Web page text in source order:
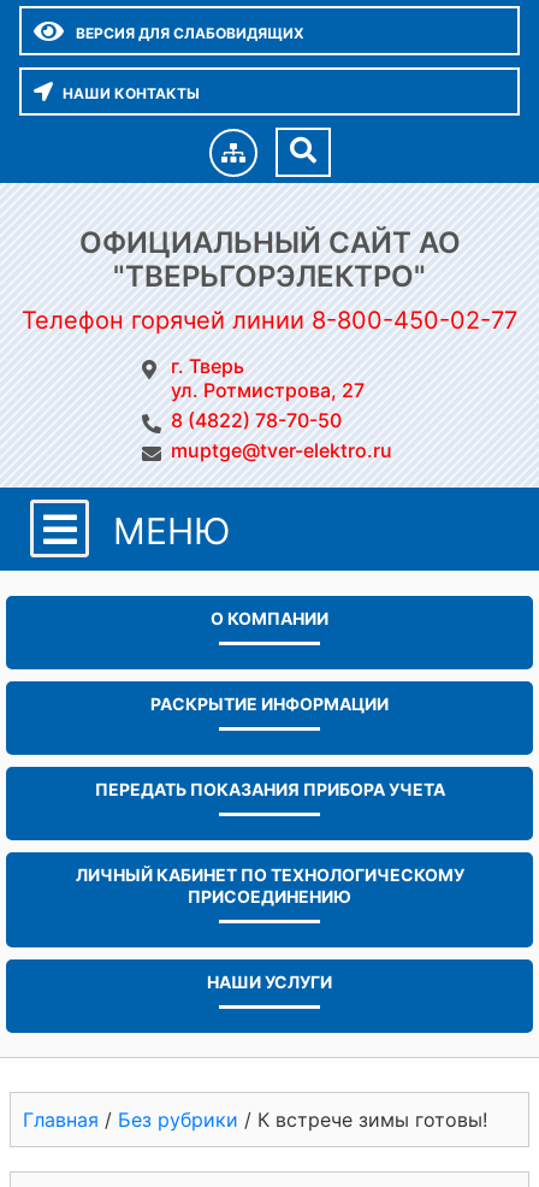
ВЕРСИЯ ДЛЯ СЛАБОВИДЯЩИХ
НАШИ КОНТАКТЫ
ОФИЦИАЛЬНЫЙ САЙТ АО
"ТВЕРЬГОРЭЛЕКТРО"
Телефон горячей линии 8-800-450-02-77
г. Тверь
ул. Ротмистрова, 27
8 (4822) 78-70-50
muptge@tver-elektro.ru
МЕНЮ
О КОМПАНИИ
РАСКРЫТИЕ ИНФОРМАЦИИ
ПЕРЕДАТЬ ПОКАЗАНИЯ ПРИБОРА УЧЕТА
ЛИЧНЫЙ КАБИНЕТ ПО ТЕХНОЛОГИЧЕСКОМУ
ПРИСОЕДИНЕНИЮ
НАШИ УСЛУГИ
Главная / Без рубрики / К встрече зимы готовы!